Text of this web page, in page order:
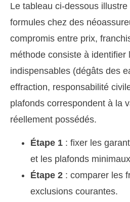
Le tableau ci-dessous
formules chez des
compromis entre prix,
méthode consiste à identifier
indispensables (dégâts des
effraction, responsabilité
plafonds correspondent à la
réellement possédés.
Étape 1 : fixer les
et les plafonds
Étape 2 : comparer les
exclusions courantes.